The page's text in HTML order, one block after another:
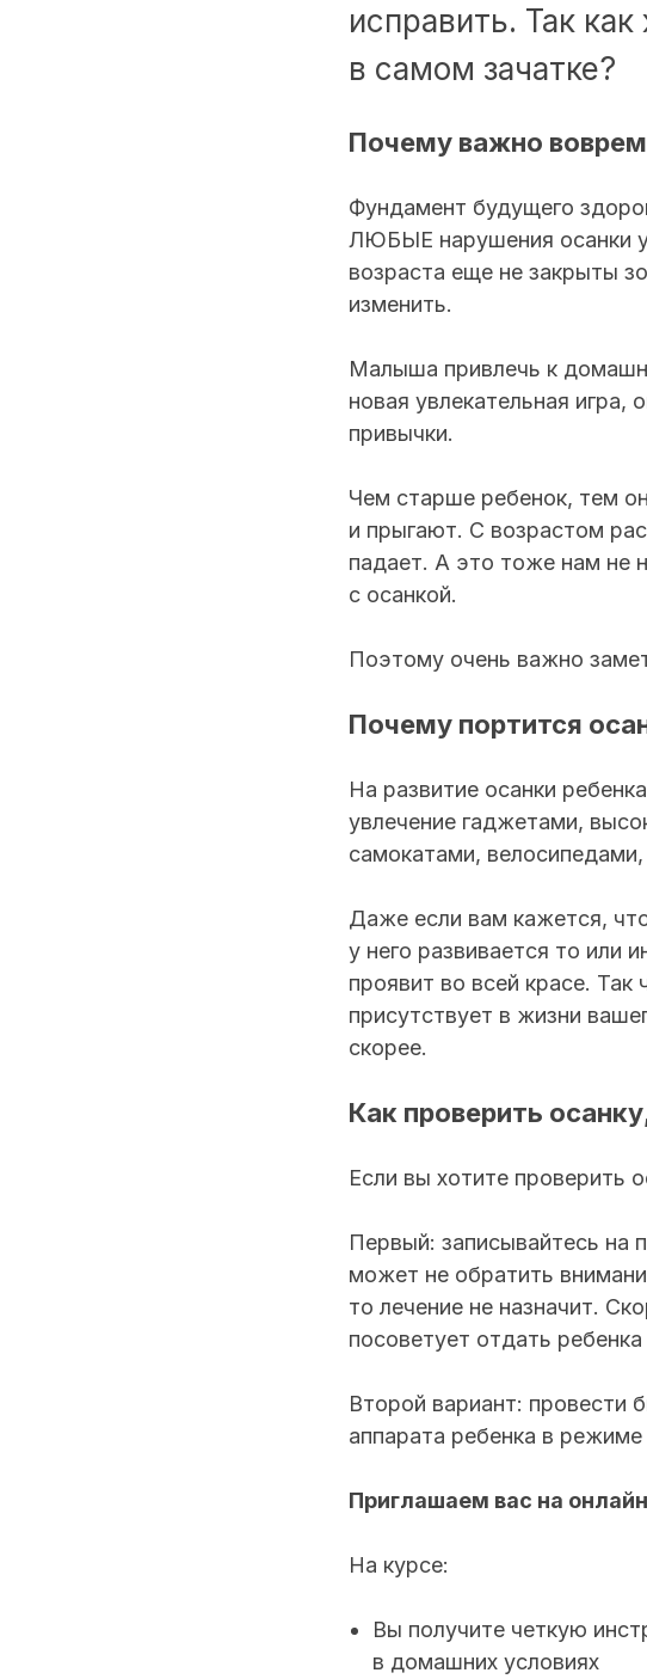
исправить. Так
в самом зачатке?
Почему важно
Фундамент будущего
ЛЮБЫЕ нарушения осанки у
возраста еще не закрыты
изменить.
Малыша привлечь к
новая увлекательная
привычки.
Чем старше ребенок, тем
и прыгают. С возрастом
падает. А это тоже нам не
с осанкой.
Поэтому очень важно
Почему портится
На развитие осанки
увлечение гаджетами,
самокатами,
Даже если вам кажется,
у него развивается то или
проявит во всей красе.
присутствует в жизни
скорее.
Как проверить
Если вы хотите проверить
Первый: записывайтесь на
может не обратить
то лечение не назначит.
посоветует отдать
Второй вариант: провести
аппарата ребенка в режиме
Приглашаем вас на
На курсе:
Вы получите четкую
в домашних условиях